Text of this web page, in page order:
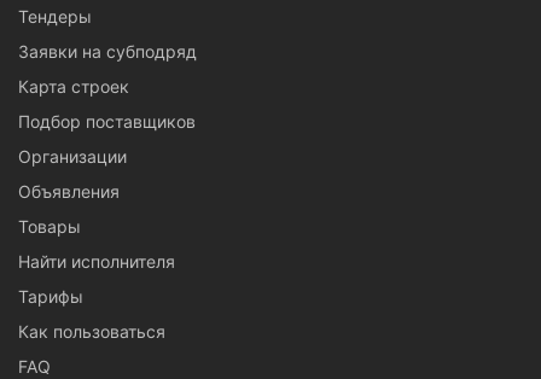
Тендеры
Заявки на субподряд
Карта строек
Подбор поставщиков
Организации
Объявления
Товары
Найти исполнителя
Тарифы
Как пользоваться
FAQ